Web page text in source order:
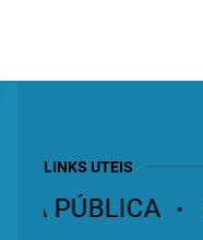
LINKS UTEIS
PÚBLICA